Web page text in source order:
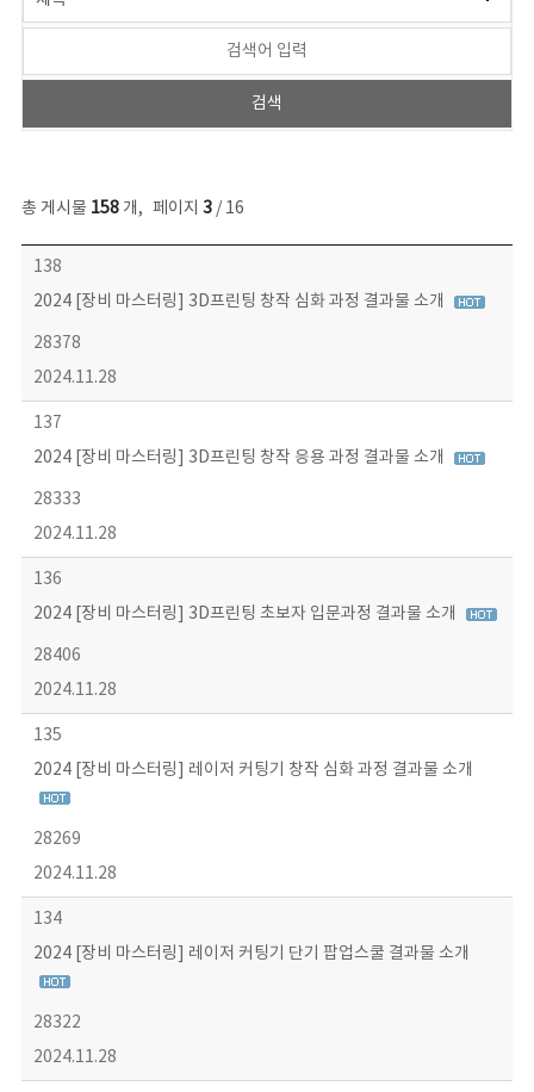
총 게시물 158개, 페이지 3/ 16
콘텐츠이슈 목록 - 번호, 제목, 작성자, 파일, 조회수, 작성일 정보 제공
138
2024 [장비 마스터링] 3D프린팅 창작 심화 과정 결과물 소개
28378
2024.11.28
137
2024 [장비 마스터링] 3D프린팅 창작 응용 과정 결과물 소개
28333
2024.11.28
136
2024 [장비 마스터링] 3D프린팅 초보자 입문과정 결과물 소개
28406
2024.11.28
135
2024 [장비 마스터링] 레이저 커팅기 창작 심화 과정 결과물 소개
28269
2024.11.28
134
2024 [장비 마스터링] 레이저 커팅기 단기 팝업스쿨 결과물 소개
28322
2024.11.28